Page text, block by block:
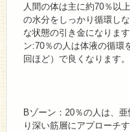
人間の体は主に約70％以
の水分をしっかり循環し
な状態の引き金になりま
ン:70％の人は体液の循環
回ほど）で良くなります。
Bゾーン：20％の人は、
り深い筋層にアプローチ